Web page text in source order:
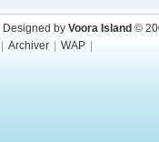
Designed by Voora Island ©
Archiver WAP